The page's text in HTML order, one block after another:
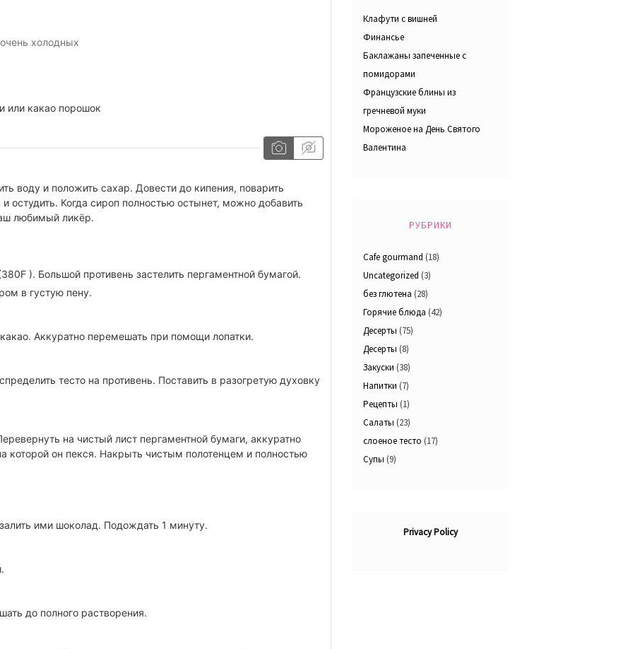
очень холодных
или какао порошок
воду и положить сахар. Довести до кипения, поварить
и остудить. Когда сироп полностью остынет, можно добавить
любимый ликёр.
). Большой противень застелить пергаментной бумагой.
в густую пену.
Аккуратно перемешать при помощи лопатки.
тесто на противень. Поставить в разогретую духовку
на чистый лист пергаментной бумаги, аккуратно
которой он пекся. Накрыть чистым полотенцем и полностью
ими шоколад. Подождать 1 минуту.
до полного растворения.
Клафути с вишней
Финансье
Баклажаны запеченные с
помидорами
Французские блины из
гречневой муки
Мороженое на День Святого
Валентина
РУБРИКИ
Cafe gourmand (18)
Uncategorized (3)
без глютена (28)
Горячие блюда (42)
Десерты (75)
Десерты (8)
Закуски (38)
Напитки (7)
Рецепты (1)
Салаты (23)
слоеное тесто (17)
Супы (9)
Privacy Policy